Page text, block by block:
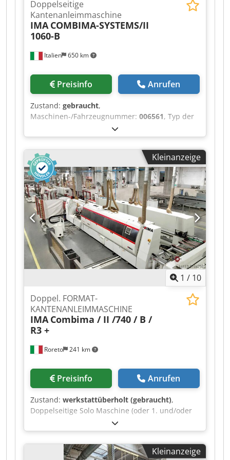
Italien 650 km
Doppelseitige
Kantenanleimmaschine
IMA COMBIMA-SYSTEMS/II
1060-B
Preisinfo Anrufen
Zustand: gebraucht,
Maschinen-/Fahrzeugnummer: 006561, Typ der
angebrachten Kante: dünne Kante, starke Kante,
massivholz, veneer Cedpjyzplfsfx Agpjha
Klebesystem: EVA Kantenleimmaschine:
Maschine 1 u. 2 Max. Breite des Paneels: 2800
mm Max. Vortriebsgeschwindigkeit: 40 m/min
Arbeitsaggregate, rechte Seite: 11 nr
Arbeitsaggregate, linke Seite: 11 nr
Kleinanzeige
1 / 10
Roreto 241 km
Doppel. FORMAT-
KANTENANLEIMMASCHINE
IMA Combima / II /740 / B /
R3 +
Preisinfo Anrufen
Zustand: werkstattüberholt (gebraucht),
Doppelseitige Solo Maschine (oder 1. und/oder
2. Maschine in einer Maschinenstrasse)
Rollenmaterial (Kanten) Dicke (min/max) mm 0,3
/ 3 Kanten Dicke in Leisten / Streifen (min/max)
0,4 / 1 Platten Dicke (min/max) mm 8 / 45 (60)
Kleinanzeige